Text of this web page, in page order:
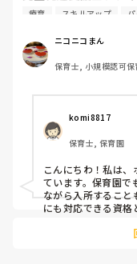
取ったのですが、ス
皆さんはどんな資格
の職種に関わらず、
いろ探してるのです
療育 スキルアップ
ニコニコまん
保育士, 小規模認可保
komi8817
保育士, 保育園
こんにちわ！私は
ています。保育園で
ながら入所すること
にも対応できる資格
士でも薬のことな